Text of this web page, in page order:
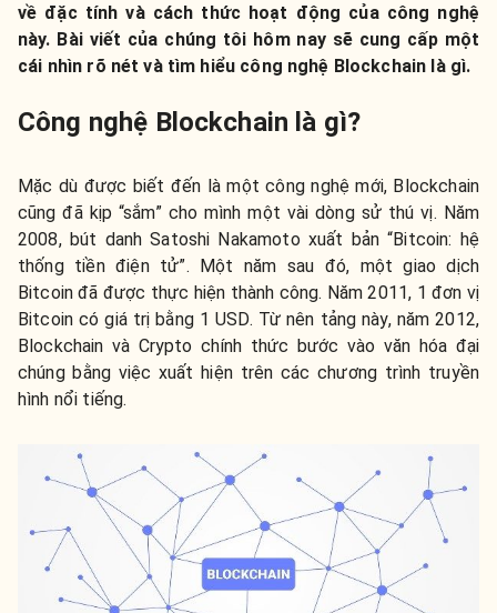
về đặc tính và cách thức hoạt động của công nghệ
này. Bài viết của chúng tôi hôm nay sẽ cung cấp một
cái nhìn rõ nét và tìm hiểu công nghệ Blockchain là gì.
Công nghệ Blockchain là gì?
Mặc dù được biết đến là một công nghệ mới, Blockchain
cũng đã kịp “sắm” cho mình một vài dòng sử thú vị. Năm
2008, bút danh Satoshi Nakamoto xuất bản “Bitcoin: hệ
thống tiền điện tử”. Một năm sau đó, một giao dịch
Bitcoin đã được thực hiện thành công. Năm 2011, 1 đơn vị
Bitcoin có giá trị bằng 1 USD. Từ nên tảng này, năm 2012,
Blockchain và Crypto chính thức bước vào văn hóa đại
chúng bằng việc xuất hiện trên các chương trình truyền
hình nổi tiếng.